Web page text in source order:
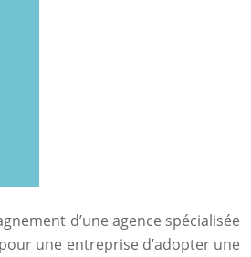
d’une agence spécialisée
une entreprise d’adopter une